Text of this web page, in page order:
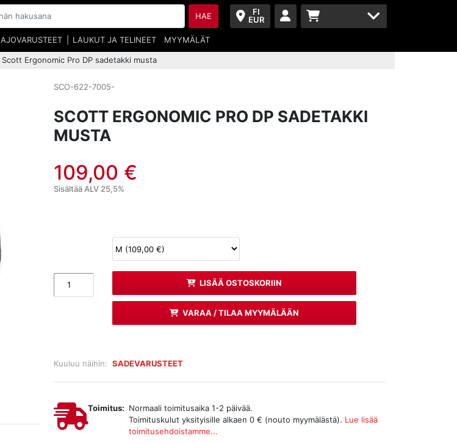
FI
EUR
HAE
AJOVARUSTEET LAUKUT JA TELINEET MYYMÄLÄT
Scott Ergonomic Pro DP sadetakki musta
SCO-622-7005-
SCOTT ERGONOMIC PRO DP SADETAKKI
MUSTA
109,00 €
Sisältää ALV 25,5%
LISÄÄ OSTOSKORIIN
VARAA / TILAA MYYMÄLÄÄN
Kuuluu näihin: SADEVARUSTEET
Toimitus: Normaali toimitusaika 1-2 päivää.
Toimituskulut yksityisille alkaen 0 € (nouto myymälästä). Lue lisää
toimitusehdoistamme...